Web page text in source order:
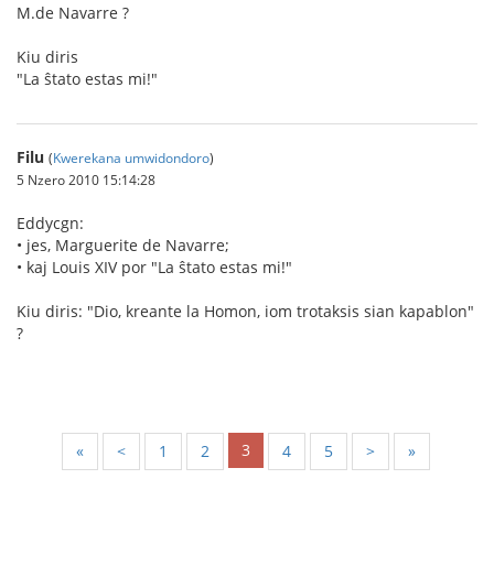
M.de Navarre ?
Kiu diris
"La ŝtato estas mi!"
Filu (Kwerekana umwidondoro)
5 Nzero 2010 15:14:28
Eddycgn:
• jes, Marguerite de Navarre;
• kaj Louis XIV por "La ŝtato estas mi!"
Kiu diris: "Dio, kreante la Homon, iom trotaksis sian kapablon"
?
« < 1 2 3 4 5 > »